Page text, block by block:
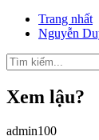
Trang nhất
Nguyễn
Xem lậu?
admin100